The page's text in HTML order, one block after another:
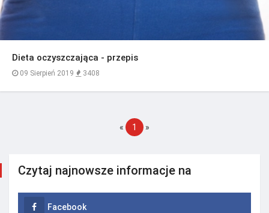
Dieta oczyszczająca - przepis
09 Sierpień 2019 3408
« 1 »
Czytaj najnowsze informacje na
Facebook